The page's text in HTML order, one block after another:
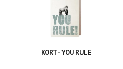
KORT - YOU RULE